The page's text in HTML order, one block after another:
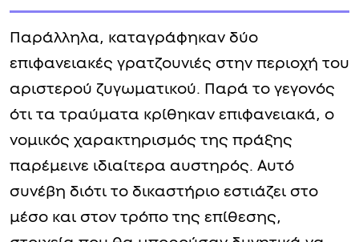
Παράλληλα, καταγράφηκαν δύο
επιφανειακές γρατζουνιές στην περιοχή του
αριστερού ζυγωματικού. Παρά το γεγονός
ότι τα τραύματα κρίθηκαν επιφανειακά, ο
νομικός χαρακτηρισμός της πράξης
παρέμεινε ιδιαίτερα αυστηρός. Αυτό
συνέβη διότι το δικαστήριο εστιάζει στο
μέσο και στον τρόπο της επίθεσης,